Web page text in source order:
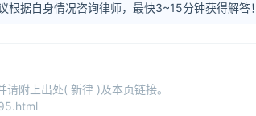
据自身情况咨询律师，最快3~15分钟获得解答！
附上出处( 新律 )及本页链接。